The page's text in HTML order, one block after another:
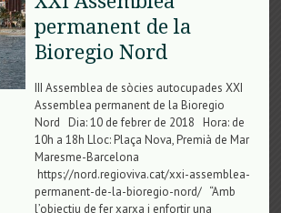
permanent de la
Bioregio Nord
III Assemblea de sòcies autocupades XXI
Assemblea permanent de la Bioregio
Nord Dia: 10 de febrer de 2018 Hora: de
10h a 18h Lloc: Plaça Nova, Premià de Mar
Maresme-Barcelona
https://nord.regioviva.cat/xxi-assemblea-
permanent-de-la-bioregio-nord/ “Amb
l’objectiu de fer xarxa i enfortir una